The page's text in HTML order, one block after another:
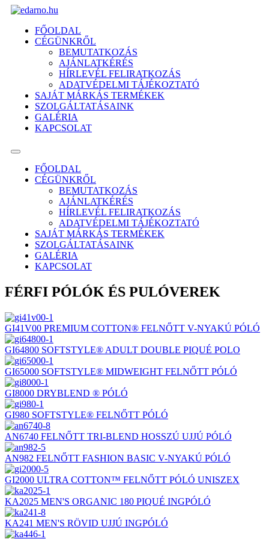
Ugrás
tartalomhozFŐOLDAL
CÉGÜNKRŐL
BEMUTATKOZÁS
AJÁNLATKÉRÉS
HÍRLEVÉL FELIRATKOZÁS
ADATVÉDELMI TÁJÉKOZTATÓ
SAJÁT MÁRKÁS TERMÉKEK
SZOLGÁLTATÁSAINK
GALÉRIA
KAPCSOLAT
FŐOLDAL
CÉGÜNKRŐL
BEMUTATKOZÁS
AJÁNLATKÉRÉS
HÍRLEVÉL FELIRATKOZÁS
ADATVÉDELMI TÁJÉKOZTATÓ
SAJÁT MÁRKÁS TERMÉKEK
SZOLGÁLTATÁSAINK
GALÉRIA
KAPCSOLAT
FÉRFI PÓLÓK ÉS PULÓVEREK
GI41V00 PREMIUM COTTON® FELNŐTT V-NYAKÚ PÓLÓ
GI64800 SOFTSTYLE® ADULT DOUBLE PIQUÉ POLO
GI65000 SOFTSTYLE® MIDWEIGHT FELNŐTT PÓLÓ
GI8000 DRYBLEND ® PÓLÓ
GI980 SOFTSTYLE® FELNŐTT PÓLÓ
AN6740 FELNŐTT TRI-BLEND HOSSZÚ UJJÚ PÓLÓ
AN982 FELNŐTT FASHION BASIC V-NYAKÚ PÓLÓ
GI2000 ULTRA COTTON™ FELNŐTT PÓLÓ UNISZEX
KA2025 MEN'S ORGANIC 180 PIQUÉ INGPÓLÓ
KA241 MEN'S RÖVID UJJÚ INGPÓLÓ